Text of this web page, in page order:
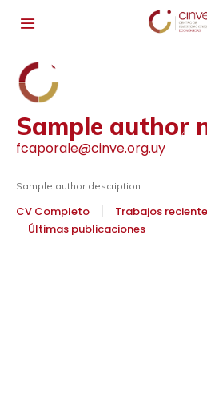
Sample author
fcaporale@cinve.org.uy
Sample author description
CV Completo
Trabajos
Últimas publicaciones